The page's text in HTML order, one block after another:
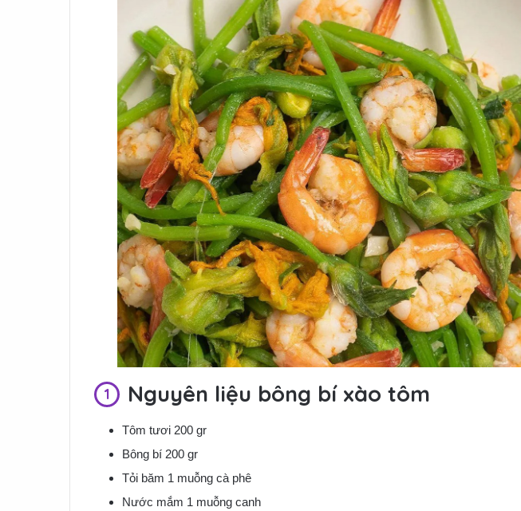
Nguyên liệu bông bí xào tôm
Tôm tươi 200 gr
Bông bí 200 gr
Tỏi băm 1 muỗng cà phê
Nước mắm 1 muỗng canh